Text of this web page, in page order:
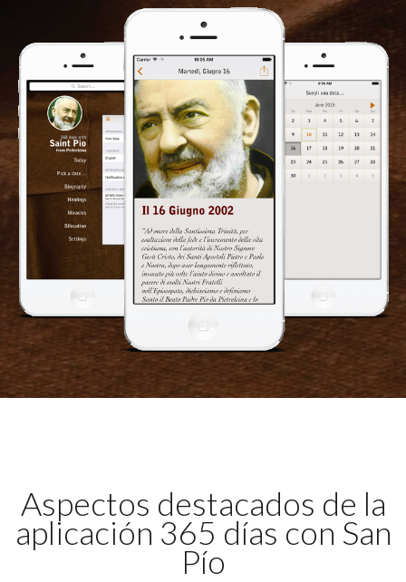
Aspectos destacados de la
aplicación 365 días con San
Pío